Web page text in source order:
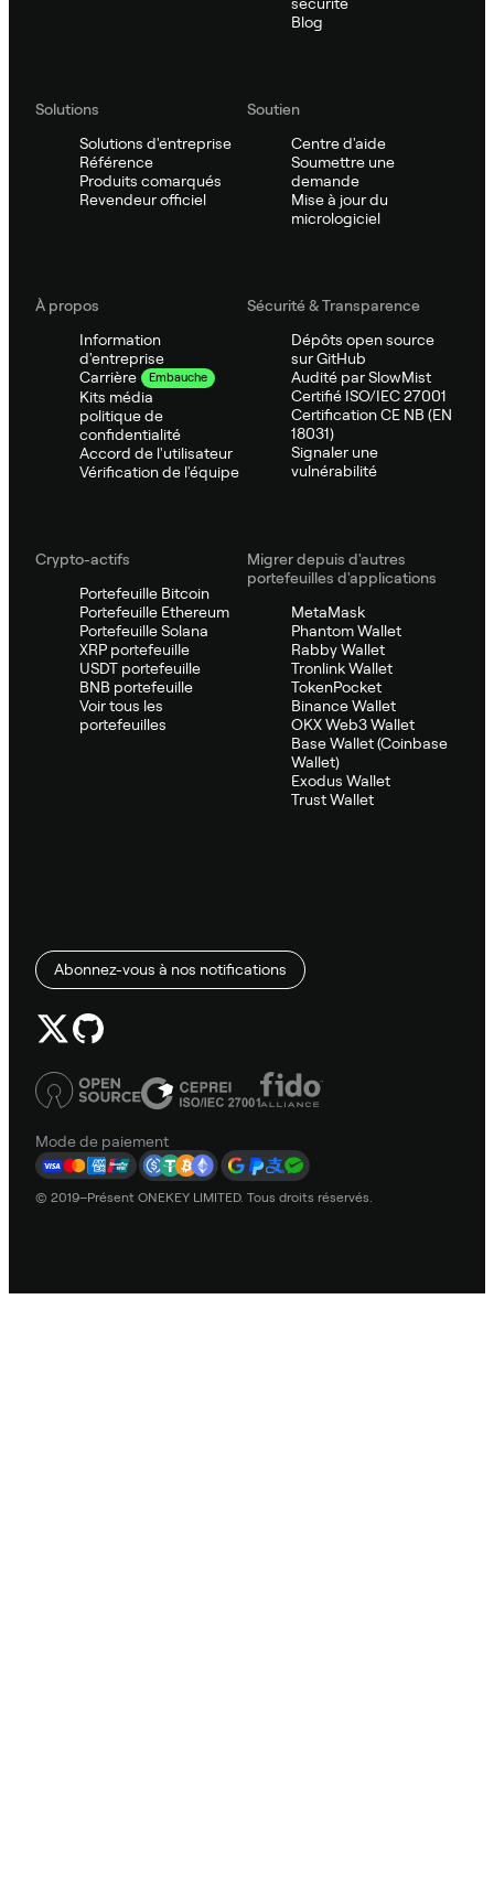
Blog
Solutions
Solutions d'entreprise
Référence
Produits comarqués
Revendeur officiel
Soutien
Centre d'aide
Soumettre une
demande
Mise à jour du
micrologiciel
À propos
Information
d'entreprise
Carrière
Embauche
Kits média
politique de
confidentialité
Accord de l'utilisateur
Vérification de l'équipe
Sécurité & Transparence
Dépôts open source
sur GitHub
Audité par SlowMist
Certifié ISO/IEC 27001
Certification CE NB (EN
18031)
Signaler une
vulnérabilité
Crypto-actifs
Portefeuille Bitcoin
Portefeuille Ethereum
Portefeuille Solana
XRP portefeuille
USDT portefeuille
BNB portefeuille
Voir tous les
portefeuilles
Migrer depuis d'autres
portefeuilles d'applications
MetaMask
Phantom Wallet
Rabby Wallet
Tronlink Wallet
TokenPocket
Binance Wallet
OKX Web3 Wallet
Base Wallet (Coinbase
Wallet)
Exodus Wallet
Trust Wallet
Abonnez-vous à nos notifications
Mode de paiement
© 2019–Présent ONEKEY LIMITED. Tous droits réservés.